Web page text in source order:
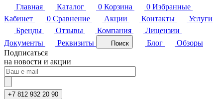
Главная Каталог 0 Корзина 0 Избранные
Кабинет
0 Сравнение Акции Контакты
Услуги
Бренды
Отзывы Компания
Лицензии
Документы
Реквизиты Поиск Блог
Обзоры
Подписаться
на новости и акции
+7 812 932 20 90